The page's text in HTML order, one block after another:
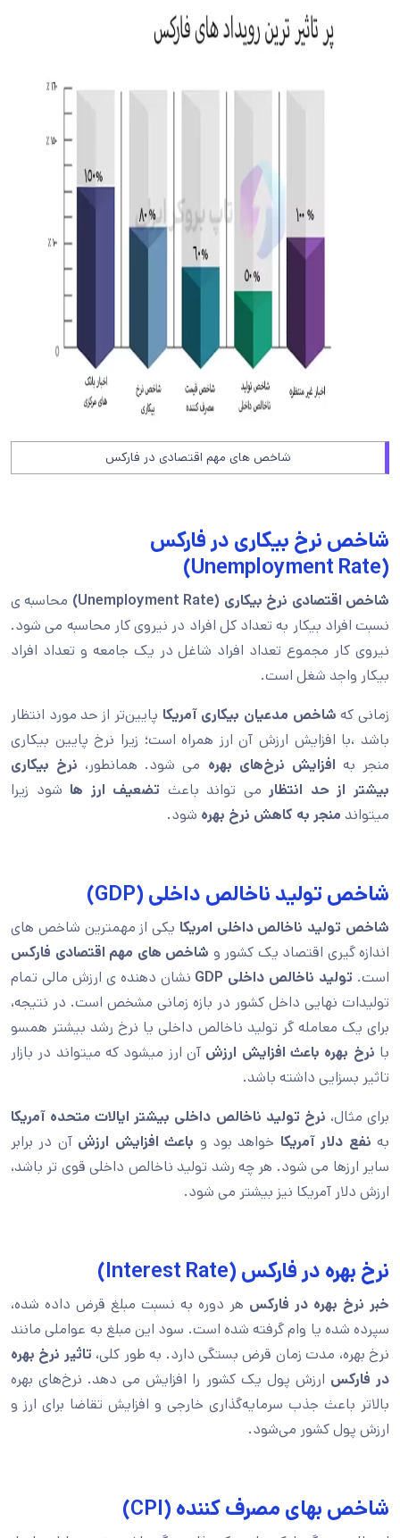
شاخص های مهم اقتصادی در فارکس
شاخص نرخ بیکاری در فارکس
(Unemployment Rate)
شاخص اقتصادی نرخ بیکاری (Unemployment Rate)
محاسبه ی
نسبت افراد بیکار به تعداد کل افراد در نیروی کار محاسبه می شود.
نیروی کار مجموع تعداد افراد شاغل در یک جامعه و تعداد افراد
بیکار واجد شغل است.
زمانی که شاخص مدعیان بیکاری آمریکا پایین‌تر از حد مورد انتظار
باشد ،با افزایش ارزش آن ارز همراه است؛ زیرا نرخ پایین بیکاری
منجر به افزایش نرخ‌های بهره می شود. همانطور، نرخ بیکاری
بیشتر از حد انتظارمی تواند باعث تضعیف ارز ها شود زیرا
میتواند منجر به کاهش نرخ بهره شود.
شاخص تولید ناخالص داخلی (GDP)
شاخص تولید ناخالص داخلی امریکا یکی از مهمترین شاخص های
اندازه گیری اقتصاد یک کشور و شاخص های مهم اقتصادی فارکس
است. تولید ناخالص داخلی GDP
نشان دهنده ی ارزش مالی تمام
تولیدات نهایی داخل کشور در بازه زمانی مشخص است. در نتیجه،
برای یک معامله گر تولید ناخالص داخلی یا نرخ رشد بیشتر همسو
با نرخ بهره باعث افزایش ارزش آن ارز میشود که میتواند در بازار
تاثیر بسزایی داشته باشد.
برای مثال، نرخ تولید ناخالص داخلی بیشتر ایالات متحده آمریکا
به نفع دلار آمریکا خواهد بود و باعث افزایش ارزش آن در برابر
سایر ارزها می شود. هر چه رشد تولید ناخالص داخلی قوی تر باشد،
ارزش دلار آمریکا نیز بیشتر می شود.
نرخ بهره در فارکس (Interest Rate)
خبر نرخ بهره در فارکس هر دوره به نسبت مبلغ قرض داده شده،
سپرده شده یا وام گرفته شده است. سود این مبلغ به عواملی مانند
نرخ بهره، مدت زمان قرض بستگی دارد. به طور کلی، تاثیر نرخ بهره
در فارکس ارزش پول یک کشور را افزایش می دهد. نرخ‌های بهره
بالاتر باعث جذب سرمایه‌گذاری خارجی و افزایش تقاضا برای ارز و
ارزش پول کشور می‌شود.
شاخص بهای مصرف کننده (CPI)